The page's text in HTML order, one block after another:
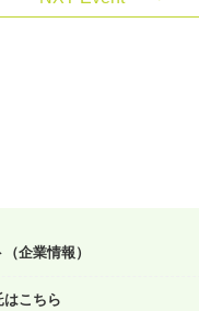
企業情報）
はこちら